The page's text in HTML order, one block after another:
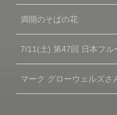
満開のそばの花
7/11(土) 第47回 日本フ
マーク グローウェルズさ